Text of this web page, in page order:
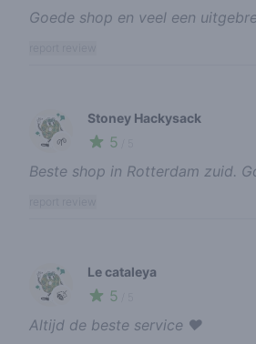
Goede shop en veel een
🌱
Stoney Hackysack
5
Beste shop in Rotterdam zuid.
🍃
Le cataleya
5
Altijd de beste service ❤️